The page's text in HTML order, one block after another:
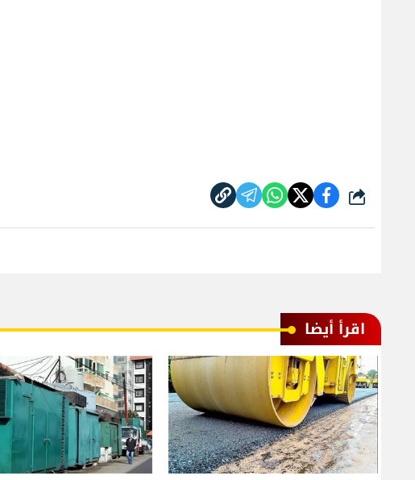
شارك
اقرأ أيضا